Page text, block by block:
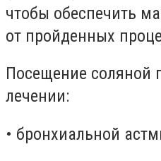
чтобы обеспечить
от пройденных
Посещение соляной
лечении:
• бронхиальной